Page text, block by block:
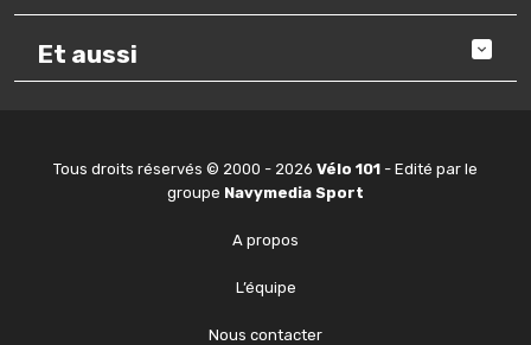
Et aussi
Tous droits réservés © 2000 - 2026 Vélo 101 - Edité par le
groupe Navymedia Sport
A propos
L’équipe
Nous contacter